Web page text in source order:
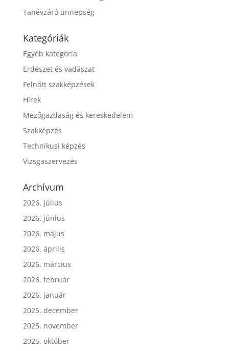
Tanévzáró ünnepség
Kategóriák
Egyéb kategória
Erdészet és vadászat
Felnőtt szakképzések
Hírek
Mezőgazdaság és kereskedelem
Szakképzés
Technikusi képzés
Vizsgaszervezés
Archívum
2026. július
2026. június
2026. május
2026. április
2026. március
2026. február
2026. január
2025. december
2025. november
2025. október